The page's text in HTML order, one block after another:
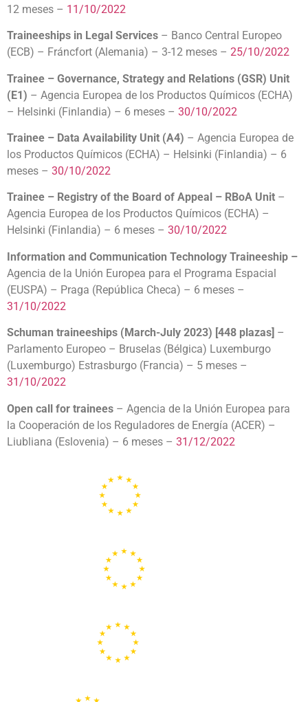
12 meses – 11/10/2022
Traineeships in Legal Services – Banco Central Europeo
(ECB) – Fráncfort (Alemania) – 3-12 meses – 25/10/2022
Trainee – Governance, Strategy and Relations (GSR) Unit
(E1) – Agencia Europea de los Productos Químicos (ECHA)
– Helsinki (Finlandia) – 6 meses – 30/10/2022
Trainee – Data Availability Unit (A4) – Agencia Europea de
los Productos Químicos (ECHA) – Helsinki (Finlandia) – 6
meses – 30/10/2022
Trainee – Registry of the Board of Appeal – RBoA Unit –
Agencia Europea de los Productos Químicos (ECHA) –
Helsinki (Finlandia) – 6 meses – 30/10/2022
Information and Communication Technology Traineeship –
Agencia de la Unión Europea para el Programa Espacial
(EUSPA) – Praga (República Checa) – 6 meses –
31/10/2022
Schuman traineeships (March-July 2023) [448 plazas] –
Parlamento Europeo – Bruselas (Bélgica) Luxemburgo
(Luxemburgo) Estrasburgo (Francia) – 5 meses –
31/10/2022
Open call for trainees – Agencia de la Unión Europea para
la Cooperación de los Reguladores de Energía (ACER) –
Liubliana (Eslovenia) – 6 meses – 31/12/2022